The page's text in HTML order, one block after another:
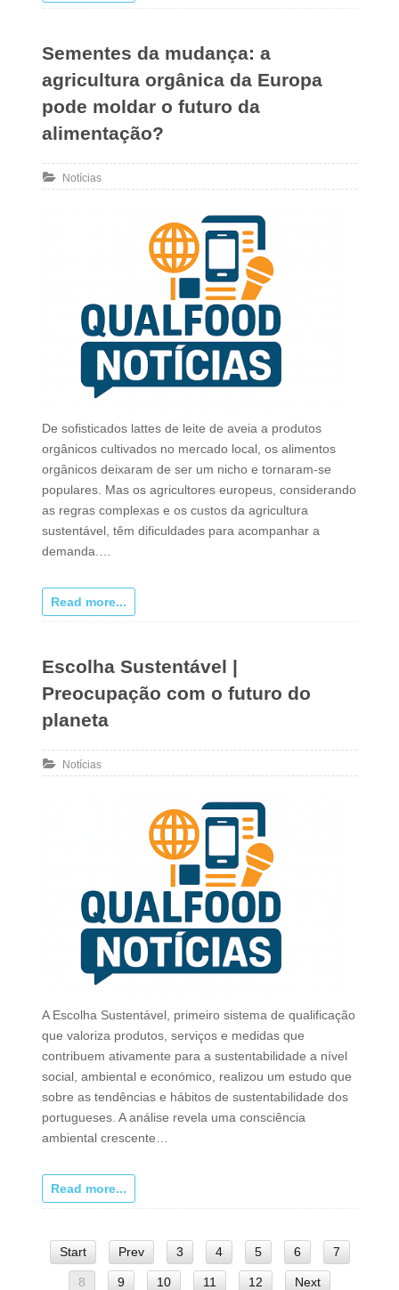
Sementes da mudança: a
agricultura orgânica da Europa
pode moldar o futuro da
alimentação?
Notícias
De sofisticados lattes de leite de aveia a produtos
orgânicos cultivados no mercado local, os alimentos
orgânicos deixaram de ser um nicho e tornaram-se
populares. Mas os agricultores europeus, considerando
as regras complexas e os custos da agricultura
sustentável, têm dificuldades para acompanhar a
demanda.…
Read more...
Escolha Sustentável |
Preocupação com o futuro do
planeta
Notícias
A Escolha Sustentável, primeiro sistema de qualificação
que valoriza produtos, serviços e medidas que
contribuem ativamente para a sustentabilidade a nível
social, ambiental e económico, realizou um estudo que
sobre as tendências e hábitos de sustentabilidade dos
portugueses. A análise revela uma consciência
ambiental crescente…
Read more...
Start Prev 3 4 5 6 7
8 9 10 11 12 Next